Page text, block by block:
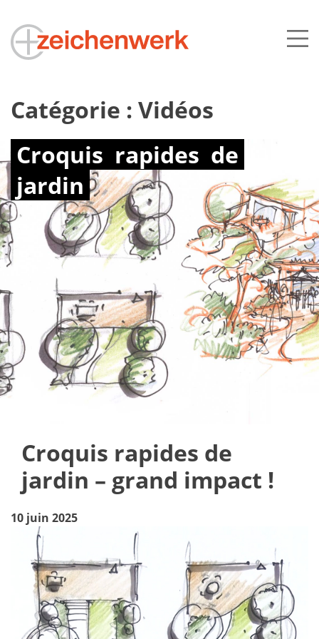
Catégorie : Vidéos
Croquis rapides de
jardin
Croquis rapides de
jardin – grand impact !
10 juin 2025